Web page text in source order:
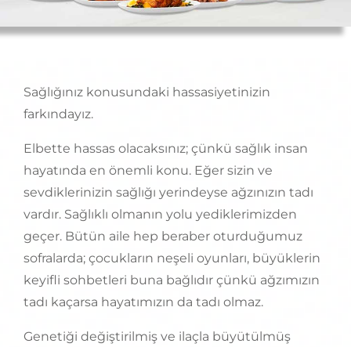
Sağlığınız konusundaki hassasiyetinizin
farkındayız.
Elbette hassas olacaksınız; çünkü sağlık insan
hayatında en önemli konu. Eğer sizin ve
sevdiklerinizin sağlığı yerindeyse ağzınızın tadı
vardır. Sağlıklı olmanın yolu yediklerimizden
geçer. Bütün aile hep beraber oturduğumuz
sofralarda; çocukların neşeli oyunları, büyüklerin
keyifli sohbetleri buna bağlıdır çünkü ağzımızın
tadı kaçarsa hayatımızın da tadı olmaz.
Genetiği değiştirilmiş ve ilaçla büyütülmüş